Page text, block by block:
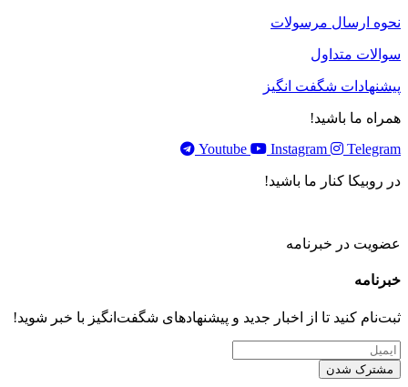
نحوه ارسال مرسولات
سوالات متداول
پیشنهادات شگفت انگیز
همراه ما باشید!
Youtube
Instagram Telegram
در روبیکا کنار ما باشید!
عضویت در خبرنامه
خبر‌نامه
ثبت‌نام کنید تا از اخبار جدید و پیشنهاد‌های شگفت‌انگیز با خبر شوید!
مشترک شدن